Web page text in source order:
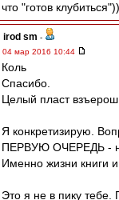
что "готов клубиться"))
irod sm -
04 мар 2016 10:44
Коль
Спасибо.
Целый пласт
Я конкретизирую.
ПЕРВУЮ ОЧЕРЕДЬ -
Именно жизни книги и
Это я не в пику тебе.